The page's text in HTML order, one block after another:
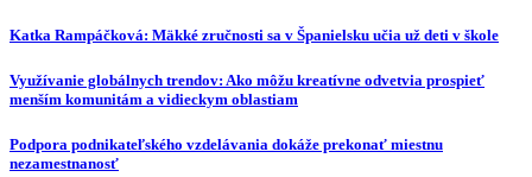
Katka Rampáčková: Mäkké zručnosti sa v Španielsku učia už deti v škole
Využívanie globálnych trendov: Ako môžu kreatívne odvetvia prospieť
menším komunitám a vidieckym oblastiam
Podpora podnikateľského vzdelávania dokáže prekonať miestnu
nezamestnanosť